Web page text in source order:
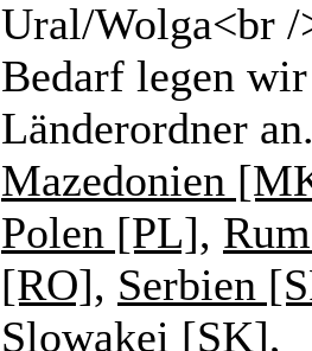
Ural/Wolga<br /
Bedarf legen wir
Länderordner
Mazedonien
Polen [PL],
[RO], Serbien
Slowakei [SK],